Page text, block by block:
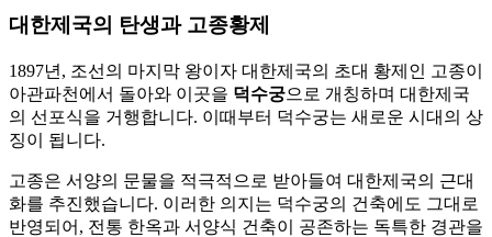
대한제국의 탄생과 고종황제
1897년, 조선의 마지막 왕이자 대한제국의 초대 황제인 고종이
아관파천에서 돌아와 이곳을 덕수궁으로 개칭하며 대한제국
의 선포식을 거행합니다. 이때부터 덕수궁는 새로운 시대의 상
징이 됩니다.
고종은 서양의 문물을 적극적으로 받아들여 대한제국의 근대
화를 추진했습니다. 이러한 의지는 덕수궁의 건축에도 그대로
반영되어, 전통 한옥과 서양식 건축이 공존하는 독특한 경관을